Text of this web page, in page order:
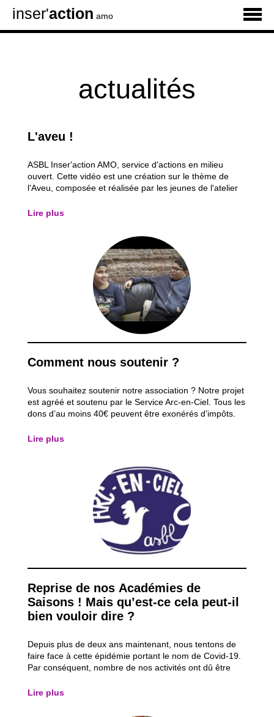
inser'action amo
actualités
L'aveu !
ASBL Inser'action AMO, service d'actions en milieu
ouvert. Cette vidéo est une création sur le thème de
l'Aveu, composée et réalisée par les jeunes de l'atelier
Commission communautaire française, de la commune
Lire plus
Comment nous soutenir ?
Vous souhaitez soutenir notre association ? Notre projet
est agréé et soutenu par le Service Arc-en-Ciel. Tous les
dons d’au moins 40€ peuvent être exonérés d’impôts.
du 1er trimestre de l’année suivante l’attestation fiscale
Lire plus
Reprise de nos Académies de
Saisons ! Mais qu’est-ce cela peut-il
bien vouloir dire ?
Depuis plus de deux ans maintenant, nous tentons de
faire face à cette épidémie portant le nom de Covid-19.
Par conséquent, nombre de nos activités ont dû être
Académies de saisons. Mais qu’est-ce cela peut-il bien
Lire plus